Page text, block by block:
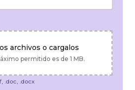
archivos o cargalos
permitido es de 1 MB.
.doc, .docx